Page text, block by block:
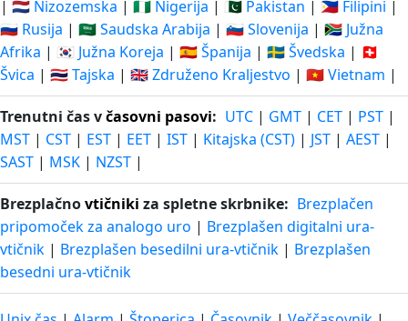
| 🇳🇱 Nizozemska | 🇳🇬 Nigerija | 🇵🇰 Pakistan | 🇵🇭 Filipini |
🇷🇺 Rusija | 🇸🇦 Saudska Arabija | 🇸🇮 Slovenija | 🇿🇦 Južna
Afrika | 🇰🇷 Južna Koreja | 🇪🇸 Španija | 🇸🇪 Švedska | 🇨🇭
Švica | 🇹🇭 Tajska | 🇬🇧 Združeno Kraljestvo | 🇻🇳 Vietnam |
Trenutni čas včasovni pasovi: UTC | GMT | CET | PST |
MST | CST | EST | EET | IST | Kitajska (CST) | JST | AEST |
SAST | MSK | NZST |
Brezplačnovtičniki za spletne skrbnike: Brezplačen
pripomoček za analogo uro | Brezplašen digitalni ura-
vtičnik | Brezplašen besedilni ura-vtičnik | Brezplašen
besedni ura-vtičnik